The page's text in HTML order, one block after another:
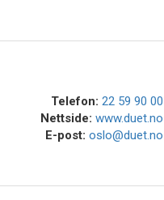
Telefon: 22 59 90 00
Nettside: www.duet.no
E-post: oslo@duet.no